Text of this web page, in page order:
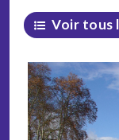
Voir tous